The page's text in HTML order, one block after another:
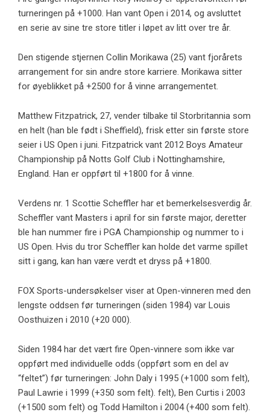
turneringen på +1000. Han vant Open i 2014, og avsluttet
en serie av sine tre store titler i løpet av litt over tre år.
Den stigende stjernen Collin Morikawa (25) vant fjorårets
arrangement for sin andre store karriere. Morikawa sitter
for øyeblikket på +2500 for å vinne arrangementet.
Matthew Fitzpatrick, 27, vender tilbake til Storbritannia som
en helt (han ble født i Sheffield), frisk etter sin første store
seier i US Open i juni. Fitzpatrick vant 2012 Boys Amateur
Championship på Notts Golf Club i Nottinghamshire,
England. Han er oppført til +1800 for å vinne.
Verdens nr. 1 Scottie Scheffler har et bemerkelsesverdig år.
Scheffler vant Masters i april for sin første major, deretter
ble han nummer fire i PGA Championship og nummer to i
US Open. Hvis du tror Scheffler kan holde det varme spillet
sitt i gang, kan han være verdt et dryss på +1800.
FOX Sports-undersøkelser viser at Open-vinneren med den
lengste oddsen før turneringen (siden 1984) var Louis
Oosthuizen i 2010 (+20 000).
Siden 1984 har det vært fire Open-vinnere som ikke var
oppført med individuelle odds (oppført som en del av
“feltet”) før turneringen: John Daly i 1995 (+1000 som felt),
Paul Lawrie i 1999 (+350 som felt). felt), Ben Curtis i 2003
(+1500 som felt) og Todd Hamilton i 2004 (+400 som felt).